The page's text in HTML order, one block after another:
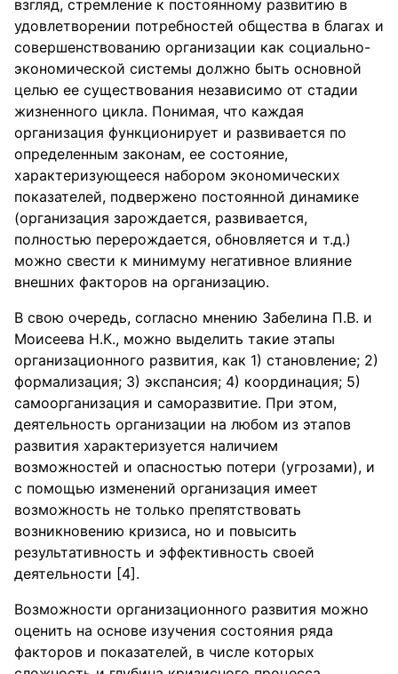
взгляд, стремление к постоянному развитию в
удовлетворении потребностей общества в благах и
совершенствованию организации как социально-
экономической системы должно быть основной
целью ее существования независимо от стадии
жизненного цикла. Понимая, что каждая
организация функционирует и развивается по
определенным законам, ее состояние,
характеризующееся набором экономических
показателей, подвержено постоянной динамике
(организация зарождается, развивается,
полностью перерождается, обновляется и т.д.)
можно свести к минимуму негативное влияние
внешних факторов на организацию.
В свою очередь, согласно мнению Забелина П.В. и
Моисеева Н.К., можно выделить такие этапы
организационного развития, как 1) становление; 2)
формализация; 3) экспансия; 4) координация; 5)
самоорганизация и саморазвитие. При этом,
деятельность организации на любом из этапов
развития характеризуется наличием
возможностей и опасностью потери (угрозами), и
с помощью изменений организация имеет
возможность не только препятствовать
возникновению кризиса, но и повысить
результативность и эффективность своей
деятельности [4].
Возможности организационного развития можно
оценить на основе изучения состояния ряда
факторов и показателей, в числе которых